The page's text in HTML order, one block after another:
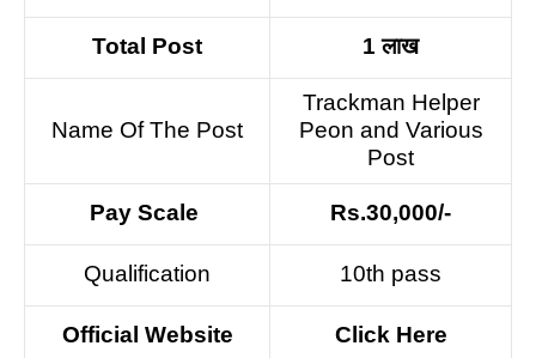
Total Post 1 लाख
Name Of The Post
Trackman Helper
Peon and Various
Post
Pay Scale Rs.30,000/-
Qualification 10th pass
Official Website Click Here